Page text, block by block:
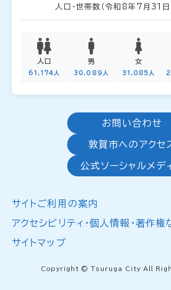
人口・世帯数 （令和8年7月31日
人口
61,174人
男
30,089人
女
31,085人
お問い合わせ
敦賀市へのアクセ
公式ソーシャルメデ
サイトご利用の案内
アクセシビリティ・個人情報・著作権
サイトマップ
Copyright © Tsuruga City All